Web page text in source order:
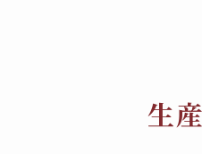
生